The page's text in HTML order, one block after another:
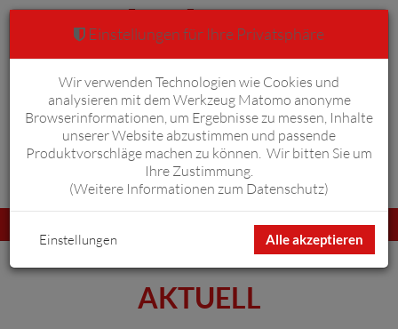
Anmelden Warenkorb 0
umschalten
AKTUELL
Einstellungen für Ihre Privatsphäre
Wir verwenden Technologien wie Cookies und
analysieren mit dem Werkzeug Matomo anonyme
Browserinformationen, um Ergebnisse zu messen, Inhalte
unserer Website abzustimmen und passende
Produktvorschläge machen zu können. Wir bitten Sie um
Ihre Zustimmung.
(Weitere Informationen zum Datenschutz)
Alle akzeptieren
Einstellungen